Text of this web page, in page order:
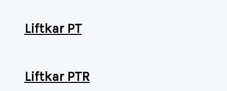
Liftkar PT
Liftkar PTR